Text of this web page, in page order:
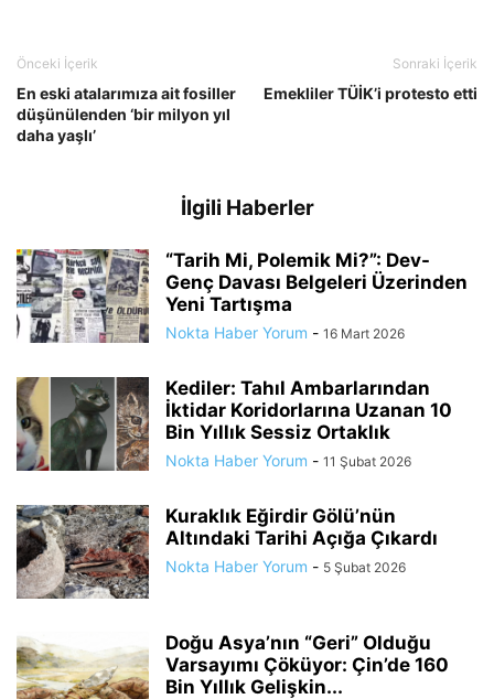
Önceki İçerik
En eski atalarımıza ait fosiller
düşünülenden ‘bir milyon yıl
daha yaşlı’
Sonraki İçerik
Emekliler TÜİK’i protesto etti
İlgili Haberler
“Tarih Mi, Polemik Mi?”: Dev-
Genç Davası Belgeleri Üzerinden
Yeni Tartışma
Nokta Haber Yorum - 16 Mart 2026
Kediler: Tahıl Ambarlarından
İktidar Koridorlarına Uzanan 10
Bin Yıllık Sessiz Ortaklık
Nokta Haber Yorum - 11 Şubat 2026
Kuraklık Eğirdir Gölü’nün
Altındaki Tarihi Açığa Çıkardı
Nokta Haber Yorum - 5 Şubat 2026
Doğu Asya’nın “Geri” Olduğu
Varsayımı Çöküyor: Çin’de 160
Bin Yıllık Gelişkin...